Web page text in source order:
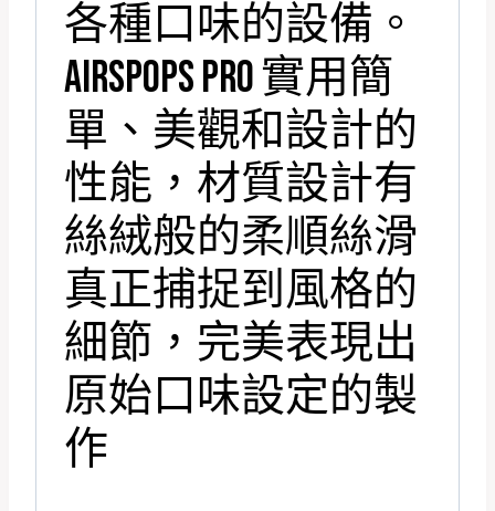
各種口味的設備。
AIRSPOPS PRO 實用簡
單、美觀和設計的
性能，材質設計有
絲絨般的柔順絲滑
真正捕捉到風格的
細節，完美表現出
原始口味設定的製
作